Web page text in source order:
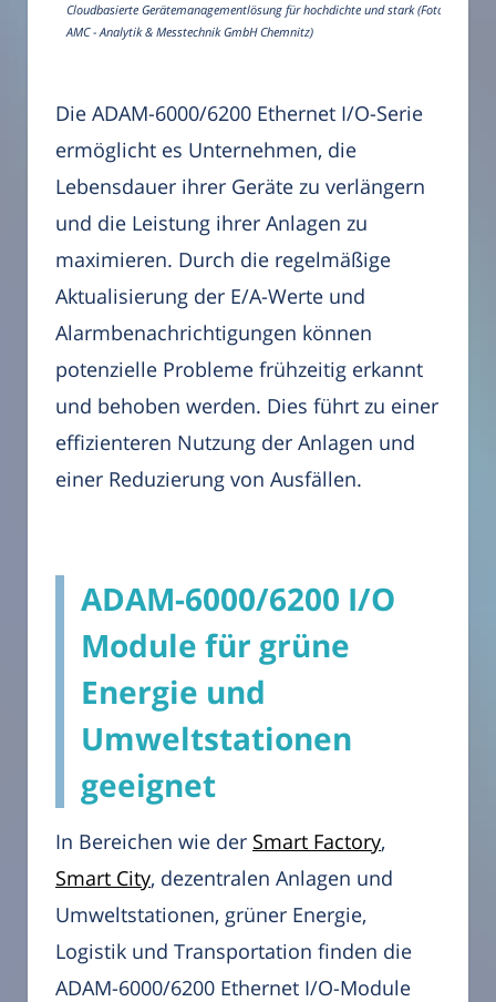
Cloudbasierte Gerätemanagementlösung für hochdichte und stark (Foto:
AMC - Analytik & Messtechnik GmbH Chemnitz)
Die ADAM-6000/6200 Ethernet I/O-Serie
ermöglicht es Unternehmen, die
Lebensdauer ihrer Geräte zu verlängern
und die Leistung ihrer Anlagen zu
maximieren. Durch die regelmäßige
Aktualisierung der E/A-Werte und
Alarmbenachrichtigungen können
potenzielle Probleme frühzeitig erkannt
und behoben werden. Dies führt zu einer
effizienteren Nutzung der Anlagen und
einer Reduzierung von Ausfällen.
ADAM-6000/6200 I/O
Module für grüne
Energie und
Umweltstationen
geeignet
In Bereichen wie der Smart Factory,
Smart City, dezentralen Anlagen und
Umweltstationen, grüner Energie,
Logistik und Transportation finden die
ADAM-6000/6200 Ethernet I/O-Module